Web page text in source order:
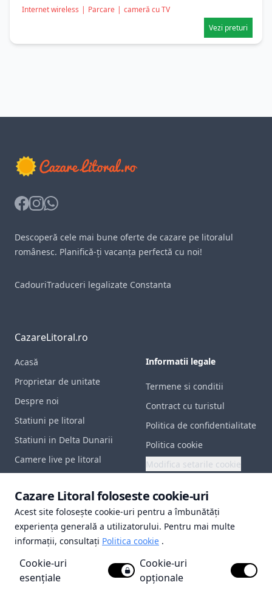
Internet wireless | Parcare | cameră cu TV
Vezi preturi
Facebook
Instagram
Whatsapp
Descoperă cele mai bune oferte de cazare pe litoralul
românesc. Planifică-ți vacanța perfectă cu noi!
CadouriTraduceri legalizate Constanta
CazareLitoral.ro
Acasă
Proprietar de unitate
Despre noi
Statiuni pe litoral
Statiuni in Delta Dunarii
Camere live pe litoral
Documente utile
Certificat inregistrare
Polita de asigurare
Licenta de turism
Brevet de turism
Informatii legale
Termene si conditii
Contract cu turistul
Politica de confidentialitate
Politica cookie
Modifica setarile cookie
Cazare Litoral foloseste cookie-uri
Acest site folosește cookie-uri pentru a îmbunătăți
experiența generală a utilizatorului. Pentru mai multe
informații, consultați Politica cookie .
Cookie-uri
esențiale
Cookie-uri
opționale